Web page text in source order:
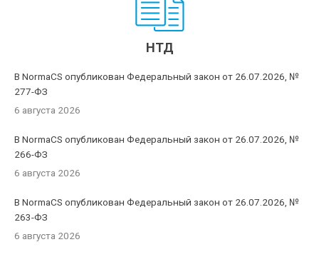
НТД
В NormaCS опубликован Федеральный закон от 26.07.2026, №
277-ФЗ
6 августа 2026
В NormaCS опубликован Федеральный закон от 26.07.2026, №
266-ФЗ
6 августа 2026
В NormaCS опубликован Федеральный закон от 26.07.2026, №
263-ФЗ
6 августа 2026